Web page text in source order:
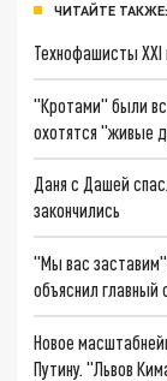
ЧИТАЙТЕ ТАКЖЕ:
Технофашисты XXI
"Кротами" были
охотятся "живые
Даня с Дашей
закончились
"Мы вас
объяснил
Новое
Путину. "Львов